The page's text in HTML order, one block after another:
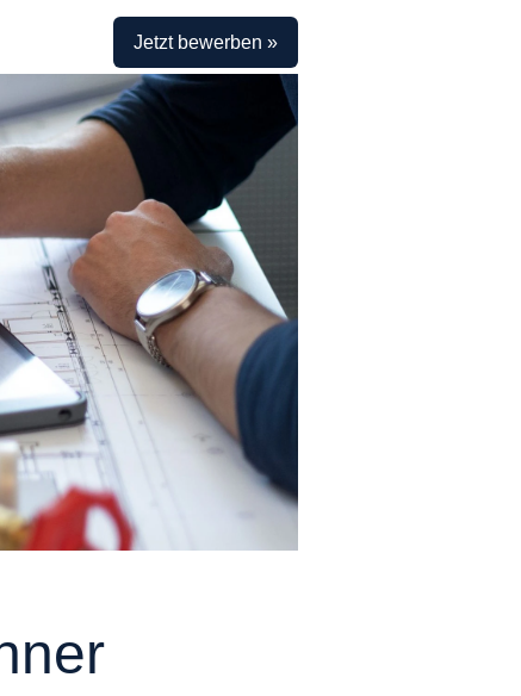
Jetzt bewerben »